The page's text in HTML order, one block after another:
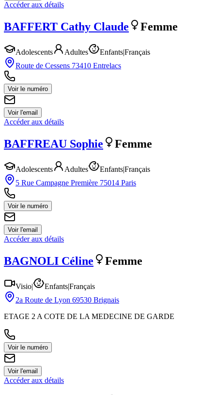
Accéder aux détails
BAFFERT Cathy Claude Femme
Adolescents Adultes Enfants|Français
Route de Cessens 73410 Entrelacs
Voir le numéro
Voir l'email
Accéder aux détails
BAFFREAU Sophie Femme
Adolescents Adultes Enfants|Français
5 Rue Campagne Première 75014 Paris
Voir le numéro
Voir l'email
Accéder aux détails
BAGNOLI Céline Femme
Visio| Enfants|Français
2a Route de Lyon 69530 Brignais
ETAGE 2 A COTE DE LA MEDECINE DE GARDE
Voir le numéro
Voir l'email
Accéder aux détails